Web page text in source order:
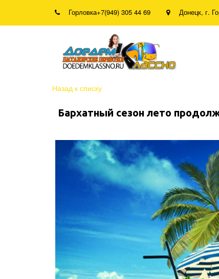
Горловка+7(949) 305 44 69 Донецк, г.
Назад к списку
Бархатный сезон лето